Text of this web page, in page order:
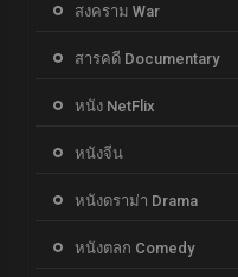
สงคราม War
สารคดี Documentary
หนัง NetFlix
หนังจีน
หนังดราม่า Drama
หนังตลก Comedy